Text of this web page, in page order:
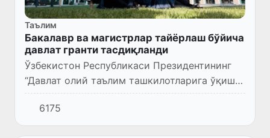
Таълим
Бакалавр ва магистрлар тайёрлаш бўйича
давлат гранти тасдиқланди
Ўзбекистон Республикаси Президентининг
“Давлат олий таълим ташкилотларига ўқишга
қабул қилишнинг давлат буюртмаси
параметрларини тасдиқлаш тўғрисида”ги
фармойиши (ПФ–43-сон, 18.07....
6175